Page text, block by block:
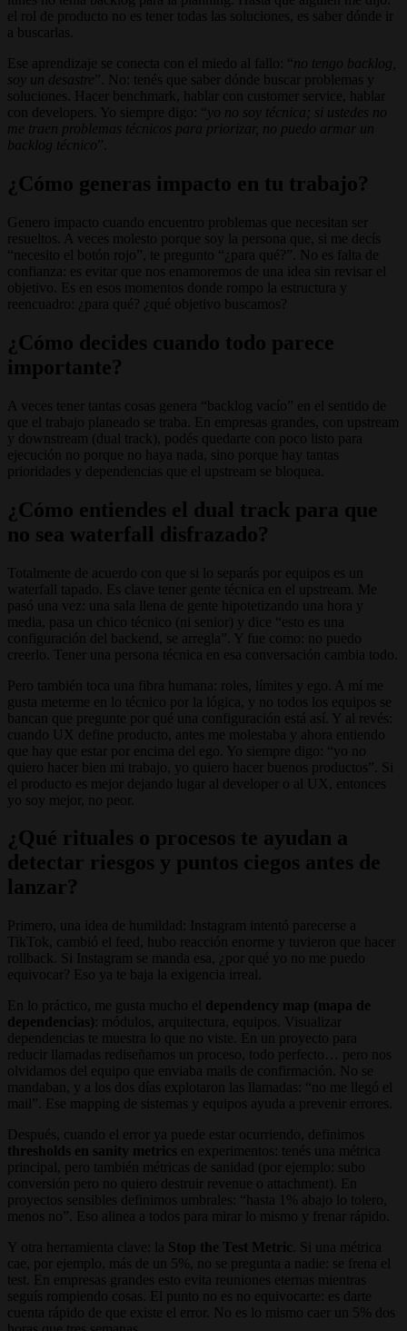
el rol de producto no es tener todas las soluciones, es saber dónde ir
a buscarlas.
Ese aprendizaje se conecta con el miedo al fallo: “ no tengo backlog,
soy un desastre ”. No: tenés que saber dónde buscar problemas y
soluciones. Hacer benchmark, hablar con customer service, hablar
con developers. Yo siempre digo: “ yo no soy técnica; si ustedes no
me traen problemas técnicos para priorizar, no puedo armar un
backlog técnico”.
¿Cómo generas impacto en tu trabajo?
Genero impacto cuando encuentro problemas que necesitan ser
resueltos. A veces molesto porque soy la persona que, si me decís
“necesito el botón rojo”, te pregunto “¿para qué?”. No es falta de
confianza: es evitar que nos enamoremos de una idea sin revisar el
objetivo. Es en esos momentos donde rompo la estructura y
reencuadro: ¿para qué? ¿qué objetivo buscamos?
¿Cómo decides cuando todo parece
importante?
A veces tener tantas cosas genera “backlog vacío” en el sentido de
que el trabajo planeado se traba. En empresas grandes, con upstream
y downstream (dual track), podés quedarte con poco listo para
ejecución no porque no haya nada, sino porque hay tantas
prioridades y dependencias que el upstream se bloquea.
¿Cómo entiendes el dual track para que
no sea waterfall disfrazado?
Totalmente de acuerdo con que si lo separás por equipos es un
waterfall tapado. Es clave tener gente técnica en el upstream. Me
pasó una vez: una sala llena de gente hipotetizando una hora y
media, pasa un chico técnico (ni senior) y dice “esto es una
configuración del backend, se arregla”. Y fue como: no puedo
creerlo. Tener una persona técnica en esa conversación cambia todo.
Pero también toca una fibra humana: roles, límites y ego. A mí me
gusta meterme en lo técnico por la lógica, y no todos los equipos se
bancan que pregunte por qué una configuración está así. Y al revés:
cuando UX define producto, antes me molestaba y ahora entiendo
que hay que estar por encima del ego. Yo siempre digo: “yo no
quiero hacer bien mi trabajo, yo quiero hacer buenos productos”. Si
el producto es mejor dejando lugar al developer o al UX, entonces
yo soy mejor, no peor.
¿Qué rituales o procesos te ayudan a
detectar riesgos y puntos ciegos antes de
lanzar?
Primero, una idea de humildad: Instagram intentó parecerse a
TikTok, cambió el feed, hubo reacción enorme y tuvieron que hacer
rollback. Si Instagram se manda esa, ¿por qué yo no me puedo
equivocar? Eso ya te baja la exigencia irreal.
En lo práctico, me gusta mucho el dependency map (mapa de
dependencias) : módulos, arquitectura, equipos. Visualizar
dependencias te muestra lo que no viste. En un proyecto para
reducir llamadas rediseñamos un proceso, todo perfecto… pero nos
olvidamos del equipo que enviaba mails de confirmación. No se
mandaban, y a los dos días explotaron las llamadas: “no me llegó el
mail”. Ese mapping de sistemas y equipos ayuda a prevenir errores.
Después, cuando el error ya puede estar ocurriendo, definimos
thresholds en sanity metrics en experimentos: tenés una métrica
principal, pero también métricas de sanidad (por ejemplo: subo
conversión pero no quiero destruir revenue o attachment). En
proyectos sensibles definimos umbrales: “hasta 1% abajo lo tolero,
menos no”. Eso alinea a todos para mirar lo mismo y frenar rápido.
Y otra herramienta clave: la Stop the Test Metric
. Si una métrica
cae, por ejemplo, más de un 5%, no se pregunta a nadie: se frena el
test. En empresas grandes esto evita reuniones eternas mientras
seguís rompiendo cosas. El punto no es no equivocarte: es darte
cuenta rápido de que existe el error. No es lo mismo caer un 5% dos